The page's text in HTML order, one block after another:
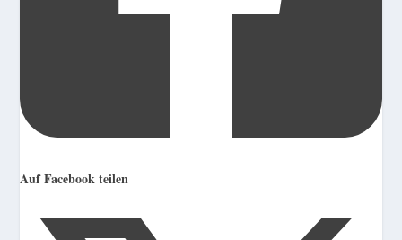
Auf Facebook teilen